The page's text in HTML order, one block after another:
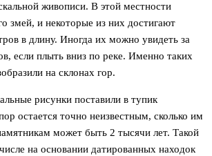
живописи. В этой местности
змей, и некоторые из них достигают
в длину. Иногда их можно увидеть за
если плыть вниз по реке. Именно таких
на склонах гор.
рисунки поставили в тупик
остается точно неизвестным, сколько им
может быть 2 тысячи лет. Такой
на основании датированных находок